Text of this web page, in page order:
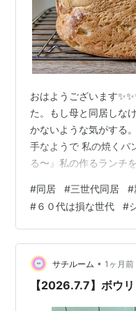
おはようございます
た。もし母と同居しな
かないような気がする
手なようで 私の焼くパ
る〜』私の作るランチ
た気分にはならないん
菓子やパンを焼くどこ
た。 確かに毒ではある
イメージは 白雪姫のリ
を考えてしまった。 私
まだ裕福…
#同居 #三世代同居 #
#６０代は損な世代 #
サチルーム • 1ヶ月前
【2026.7.7】ボウ